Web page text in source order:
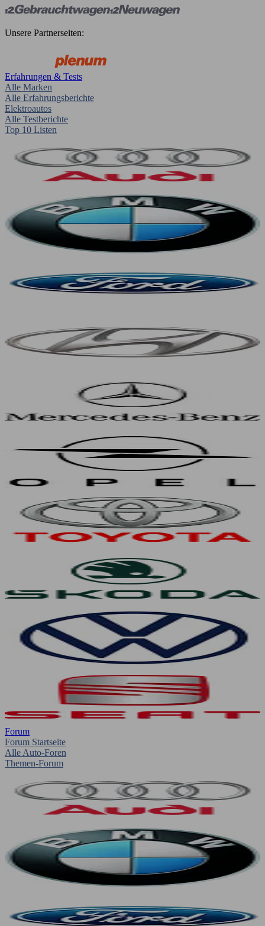
Unsere Partnerseiten:
Erfahrungen & Tests
Alle Marken
Alle Erfahrungsberichte
Elektroautos
Alle Testberichte
Top 10 Listen
Forum
Forum Startseite
Alle Auto-Foren
Themen-Forum